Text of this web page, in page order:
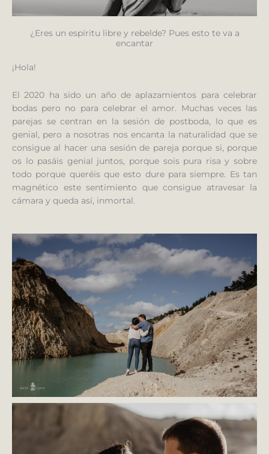
¿Eres un espíritu libre y rebelde? Pues esto te va a
encantar
¡Hola!
El 2020 ha sido un año de aplazamientos para celebrar
bodas pero no para celebrar el amor. Muchas veces las
parejas se centran en la sesión de postboda, lo que es
genial, pero a nosotras nos encanta la naturalidad que se
consigue al hacer una sesión de pareja porque si, porque
os lo pasáis genial juntos, porque sois pura risa y sobre
todo porque queréis que esto dure para siempre. Es tan
magnético este sentimiento que consigue atravesar la
cámara y queda así, inmortal.